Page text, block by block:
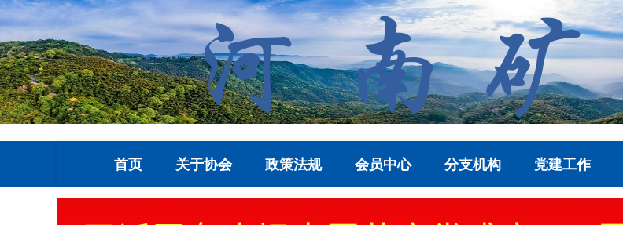
首页 关于协会 政策法规 会员中心 分支机构 党建工作